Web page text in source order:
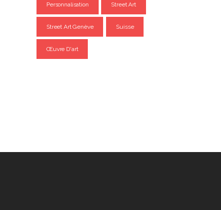
Personnalisation Street Art
Street Art Genève Suisse
Œuvre D'art